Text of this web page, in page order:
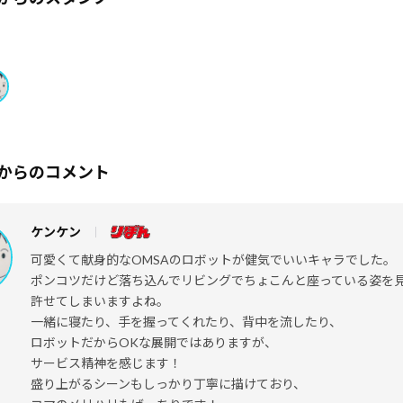
らのコメント
ケンケン
可愛くて献身的なOMSAのロボットが健気でいいキャラでした。
ポンコツだけど落ち込んでリビングでちょこんと座っている姿を
許せてしまいますよね。
一緒に寝たり、手を握ってくれたり、背中を流したり、
ロボットだからOKな展開ではありますが、
サービス精神を感じます！
盛り上がるシーンもしっかり丁寧に描けており、